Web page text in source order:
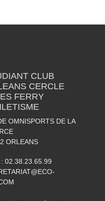
CLUB
CERCLE
FERRY
OMNISPORTS DE LA
ORLEANS
02.38.23.65.99